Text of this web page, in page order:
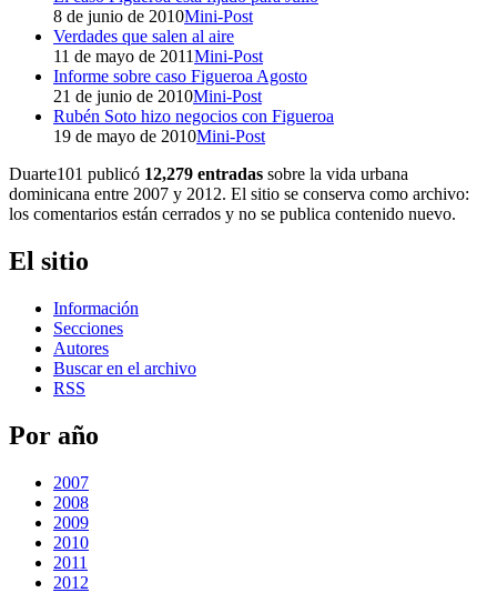
8 de junio de 2010Mini-Post
Verdades que salen al aire
11 de mayo de 2011Mini-Post
Informe sobre caso Figueroa Agosto
21 de junio de 2010Mini-Post
Rubén Soto hizo negocios con Figueroa
19 de mayo de 2010Mini-Post
Duarte101 publicó 12,279 entradas sobre la vida urbana
dominicana entre 2007 y 2012. El sitio se conserva como archivo:
los comentarios están cerrados y no se publica contenido nuevo.
El sitio
Información
Secciones
Autores
Buscar en el archivo
RSS
Por año
2007
2008
2009
2010
2011
2012